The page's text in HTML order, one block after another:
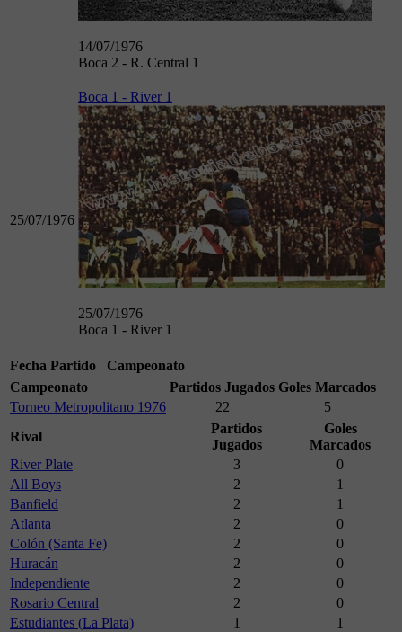
14/07/1976
Boca 2 - R. Central 1
25/07/1976
Boca 1 - River 1
25/07/1976
Boca 1 - River 1
Fecha Partido
Campeonato
Campeonato
Partidos Jugados Goles Marcados
Torneo Metropolitano 1976
22
5
Rival
Partidos
Jugados
Goles
Marcados
River Plate
3
0
All Boys
2
1
Banfield
2
1
Atlanta
2
0
Colón (Santa Fe)
2
0
Huracán
2
0
Independiente
2
0
Rosario Central
2
0
Estudiantes (La Plata)
1
1